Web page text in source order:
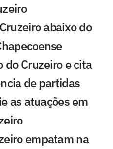
abaixo do
do Cruzeiro e cita
de partidas
as atuações em
empatam na